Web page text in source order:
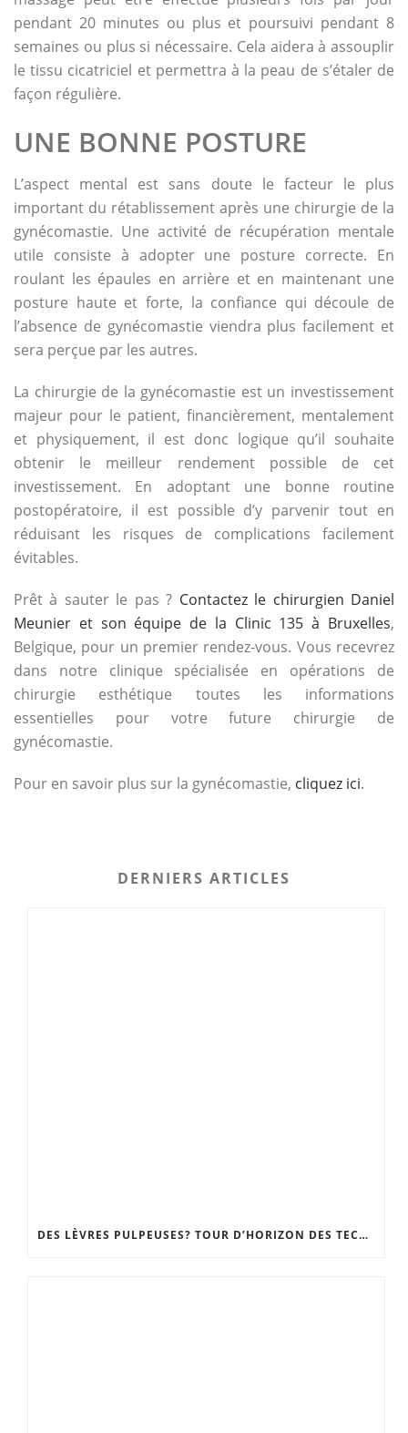
pendant 20 minutes ou plus et poursuivi pendant 8
semaines ou plus si nécessaire. Cela aidera à assouplir
le tissu cicatriciel et permettra à la peau de s’étaler de
façon régulière.
UNE BONNE POSTURE
L’aspect mental est sans doute le facteur le plus
important du rétablissement après une chirurgie de la
gynécomastie. Une activité de récupération mentale
utile consiste à adopter une posture correcte. En
roulant les épaules en arrière et en maintenant une
posture haute et forte, la confiance qui découle de
l’absence de gynécomastie viendra plus facilement et
sera perçue par les autres.
La chirurgie de la gynécomastie est un investissement
majeur pour le patient, financièrement, mentalement
et physiquement, il est donc logique qu’il souhaite
obtenir le meilleur rendement possible de cet
investissement. En adoptant une bonne routine
postopératoire, il est possible d’y parvenir tout en
réduisant les risques de complications facilement
évitables.
Prêt à sauter le pas ? Contactez le chirurgien Daniel
Meunier et son équipe de la Clinic 135 à Bruxelles,
Belgique, pour un premier rendez-vous. Vous recevrez
dans notre clinique spécialisée en opérations de
chirurgie esthétique toutes les informations
essentielles pour votre future chirurgie de
gynécomastie.
Pour en savoir plus sur la gynécomastie, cliquez ici.
DERNIERS ARTICLES
DES LÈVRES PULPEUSES? TOUR D’HORIZON DES TECHNIQUES, DU GLOSS REPULPANT À LA CHIRURGIE